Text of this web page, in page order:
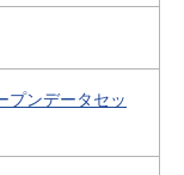
プンデータセッ